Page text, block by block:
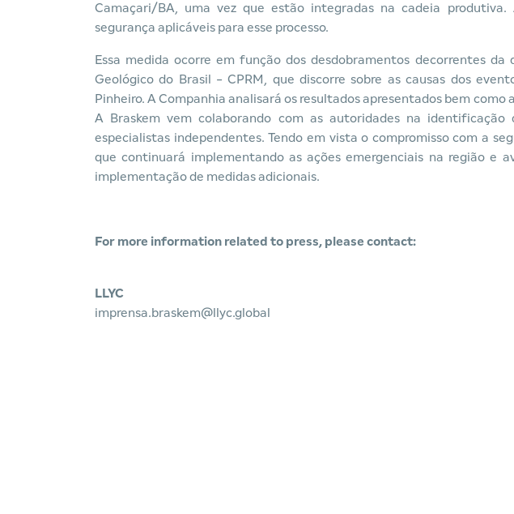
Camaçari/BA, uma vez que estão integradas na cadeia
segurança aplicáveis para esse processo.
Essa medida ocorre em função dos desdobramentos decorrentes da
Geológico do Brasil - CPRM, que discorre sobre as causas dos
Pinheiro. A Companhia analisará os resultados apresentados bem como
A Braskem vem colaborando com as autoridades na identificação
especialistas independentes. Tendo em vista o compromisso com a
que continuará implementando as ações emergenciais na região e
implementação de medidas adicionais.
For more information related to press, please contact:
LLYC
imprensa.braskem@llyc.global